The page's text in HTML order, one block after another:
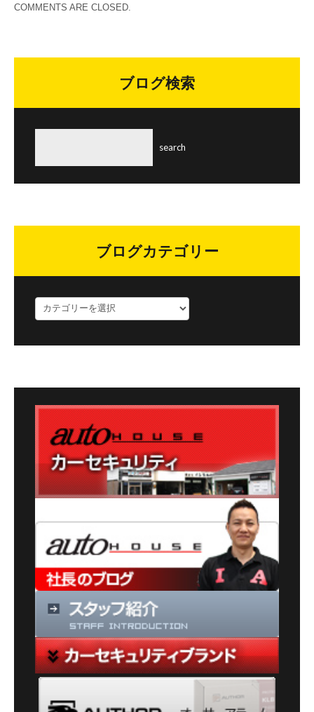
COMMENTS ARE CLOSED.
ブログ検索
ブログカテゴリー
ロ
ー